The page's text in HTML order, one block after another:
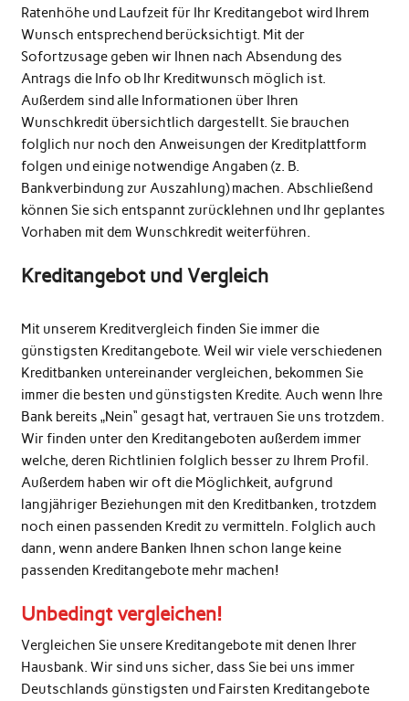
Ratenhöhe und Laufzeit für Ihr Kreditangebot wird Ihrem
Wunsch entsprechend berücksichtigt. Mit der
Sofortzusage geben wir Ihnen nach Absendung des
Antrags die Info ob Ihr Kreditwunsch möglich ist.
Außerdem sind alle Informationen über Ihren
Wunschkredit übersichtlich dargestellt. Sie brauchen
folglich nur noch den Anweisungen der Kreditplattform
folgen und einige notwendige Angaben (z. B.
Bankverbindung zur Auszahlung) machen. Abschließend
können Sie sich entspannt zurücklehnen und Ihr geplantes
Vorhaben mit dem Wunschkredit weiterführen.
Kreditangebot und Vergleich
Mit unserem Kreditvergleich finden Sie immer die
günstigsten Kreditangebote. Weil wir viele verschiedenen
Kreditbanken untereinander vergleichen, bekommen Sie
immer die besten und günstigsten Kredite. Auch wenn Ihre
Bank bereits „Nein“ gesagt hat, vertrauen Sie uns trotzdem.
Wir finden unter den Kreditangeboten außerdem immer
welche, deren Richtlinien folglich besser zu Ihrem Profil.
Außerdem haben wir oft die Möglichkeit, aufgrund
langjähriger Beziehungen mit den Kreditbanken, trotzdem
noch einen passenden Kredit zu vermitteln. Folglich auch
dann, wenn andere Banken Ihnen schon lange keine
passenden Kreditangebote mehr machen!
Unbedingt vergleichen!
Vergleichen Sie unsere Kreditangebote mit denen Ihrer
Hausbank. Wir sind uns sicher, dass Sie bei uns immer
Deutschlands günstigsten und Fairsten Kreditangebote